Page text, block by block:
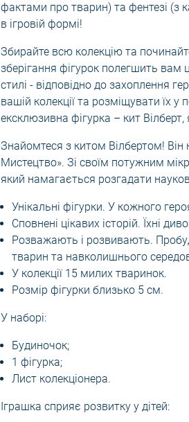
фактами про тварин) та фентезі (з
в ігровій формі!
Збирайте всю колекцію та
зберігання фігурок полегшить
стилі - відповідно до захоплення
вашій колекції та розміщувати їх
ексклюзивна фігурка – кит
Знайомтеся з китом Вілбертом!
Mистецтво». Зі своїм потужним
який намагається розгадати
Унікальні фігурки. У кожного
Сповнені цікавих історій. Їхні
Розважають і розвивають.
тварин та навколишнього
У колекції 15 милих тваринок.
Розмір фігурки близько 5 см.
У наборі:
Будиночок;
1 фігурка;
Лист колекціонера.
Іграшка сприяє розвитку у дітей: